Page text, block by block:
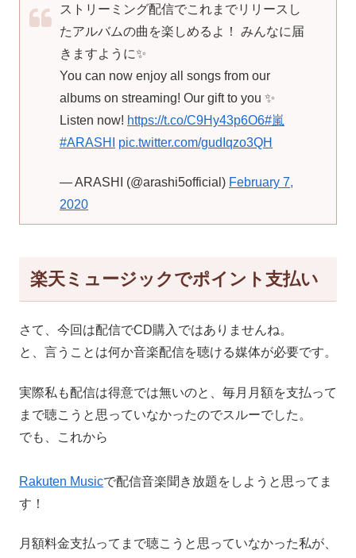
ストリーミング配信でこれまでリリースし
たアルバムの曲を楽しめるよ！ みんなに届
きますように✨
You can now enjoy all songs from our
albums on streaming! Our gift to you ✨
Listen now! https://t.co/C9Hy43p6O6#嵐
#ARASHI
pic.twitter.com/gudIqzo3QH
— ARASHI (@arashi5official) February 7,
2020
楽天ミュージックでポイント支払い
さて、今回は配信でCD購入ではありませんね。
と、言うことは何か音楽配信を聴ける媒体が必要です。
実際私も配信は得意では無いのと、毎月月額を支払って
まで聴こうと思っていなかったのでスルーでした。
でも、これから
Rakuten Musicで配信音楽聞き放題をしようと思ってま
す！
月額料金支払ってまで聴こうと思っていなかった私が、